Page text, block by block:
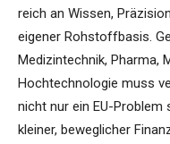
reich an Wissen,
eigener Rohstoffbasis.
Medizintechnik, Pharma,
Hochtechnologie muss
nicht nur ein EU-Problem
kleiner, beweglicher